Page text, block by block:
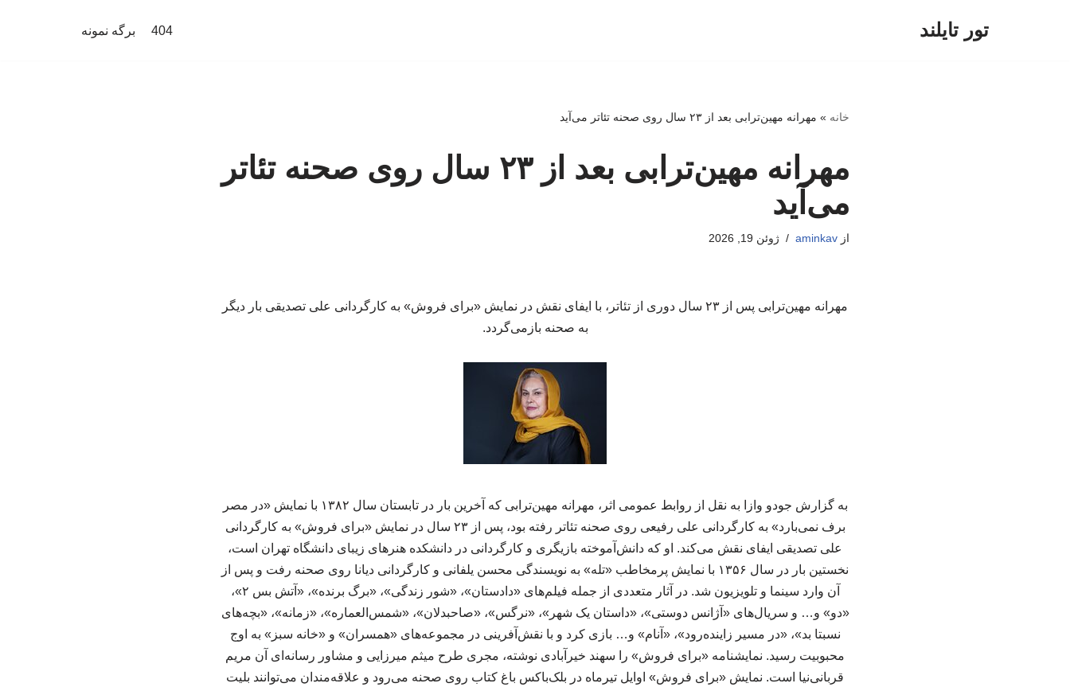
تور تایلند 404 برگه نمونه
خانه » مهرانه مهین‌ترابی بعد از ۲۳ سال روی صحنه تئاتر می‌آید
مهرانه مهین‌ترابی بعد از ۲۳ سال روی صحنه تئاتر
می‌آید
ازaminkav ژوئن 19, 2026
مهرانه مهین‌ترابی پس از ۲۳ سال دوری از تئاتر، با ایفای نقش در نمایش «برای فروش» به کارگردانی علی تصدیقی بار دیگر
به صحنه بازمی‌گردد.
به گزارش جودو وازا به نقل از روابط عمومی اثر، مهرانه مهین‌ترابی که آخرین بار در تابستان سال ۱۳۸۲ با نمایش «در مصر
برف نمی‌بارد» به کارگردانی علی رفیعی روی صحنه تئاتر رفته بود، پس از ۲۳ سال در نمایش «برای فروش» به کارگردانی
علی تصدیقی ایفای نقش می‌کند. او که دانش‌آموخته بازیگری و کارگردانی در دانشکده هنرهای زیبای دانشگاه تهران است،
نخستین بار در سال ۱۳۵۶ با نمایش پرمخاطب «تله» به نویسندگی محسن یلفانی و کارگردانی دیانا روی صحنه رفت و پس از
آن وارد سینما و تلویزیون شد. در آثار متعددی از جمله فیلم‌های «دادستان»، «شور زندگی»، «برگ برنده»، «آتش بس ۲»،
«دو» و… و سریال‌های «آژانس دوستی»، «داستان یک شهر»، «نرگس»، «صاحبدلان»، «شمس‌العماره»، «زمانه»، «بچه‌های
نسبتا بد»، «در مسیر زاینده‌رود»، «آنام» و… بازی کرد و با نقش‌آفرینی در مجموعه‌های «همسران» و «خانه سبز» به اوج
محبوبیت رسید. نمایشنامه «برای فروش» را سهند خیرآبادی نوشته، مجری طرح میثم میرزایی و مشاور رسانه‌ای آن مریم
قربانی‌نیا است. نمایش «برای فروش» اوایل تیرماه در بلک‌باکس باغ کتاب روی صحنه می‌رود و علاقه‌مندان می‌توانند بلیت